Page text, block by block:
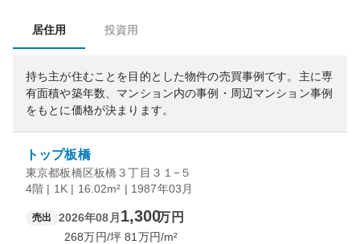
居住用 投資用
持ち主が住むことを目的とした物件の売買事例です。 主に専
有面積や築年数、マンション内の事例・周辺マンション事例
をもとに価格が決まります。
トップ板橋
東京都板橋区板橋３丁目３１−５
4階 | 1K | 16.02m² | 1987年03月
売出 2026年08月 1,300万円
268万円/坪 81 万円/m²